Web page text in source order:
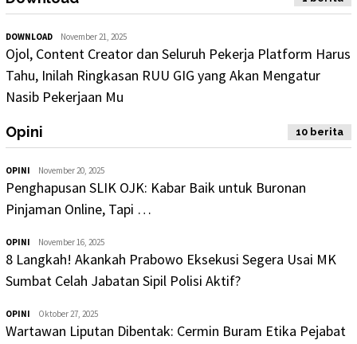
DOWNLOAD November 21, 2025
Ojol, Content Creator dan Seluruh Pekerja Platform Harus
Tahu, Inilah Ringkasan RUU GIG yang Akan Mengatur
Nasib Pekerjaan Mu
Opini 10 berita
OPINI November 20, 2025
Penghapusan SLIK OJK: Kabar Baik untuk Buronan
Pinjaman Online, Tapi …
OPINI November 16, 2025
8 Langkah! Akankah Prabowo Eksekusi Segera Usai MK
Sumbat Celah Jabatan Sipil Polisi Aktif?
OPINI Oktober 27, 2025
Wartawan Liputan Dibentak: Cermin Buram Etika Pejabat